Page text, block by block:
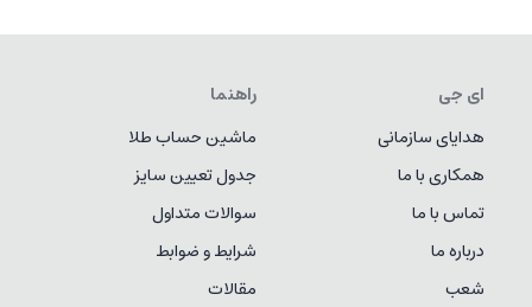
ای جی
هدایای سازمانی
همکاری با ما
تماس با ما
درباره ما
شعب
راهنما
ماشین حساب طلا
جدول تعیین سایز
سوالات متداول
شرایط و ضوابط
مقالات